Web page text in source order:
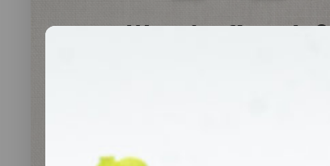
Was darf’s sein?